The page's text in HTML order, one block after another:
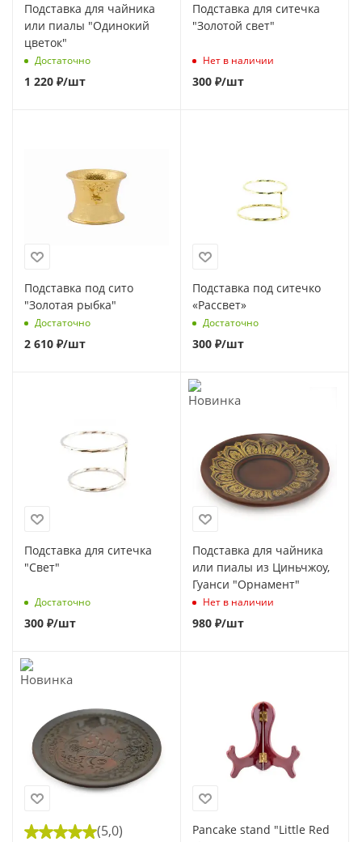
Подставка для чайника
или пиалы "Одинокий
цветок"
Достаточно
1 220 ₽/шт
Подставка для ситечка
"Золотой свет"
Нет в наличии
300 ₽/шт
Подставка под сито
"Золотая рыбка"
Достаточно
2 610 ₽/шт
Подставка под ситечко
«Рассвет»
Достаточно
300 ₽/шт
Подставка для ситечка
"Свет"
Достаточно
300 ₽/шт
Подставка для чайника
или пиалы из Циньчжоу,
Гуанси "Орнамент"
Нет в наличии
980 ₽/шт
(5,0)
Pancake stand "Little Red